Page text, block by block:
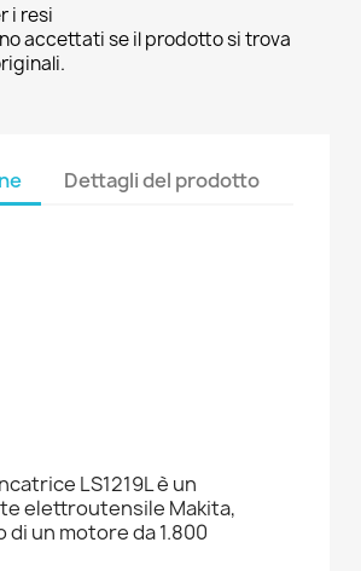
i resi
accettati se il prodotto si trova
Dettagli del prodotto
LS1219L è un
elettroutensile Makita,
di un motore da 1.800